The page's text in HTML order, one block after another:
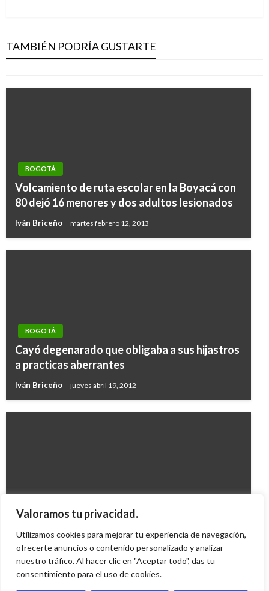
Valoramos tu privacidad.
Utilizamos cookies para mejorar tu experiencia de navegación,
ofrecerte anuncios o contenido personalizado y analizar
nuestro tráfico. Al hacer clic en "Aceptar todo", das tu
consentimiento para el uso de cookies.
TAMBIÉN PODRÍA GUSTARTE
frente a Uber: Alcalde Peñalosa
Andres Felipe Gama miércoles mayo 10, 2017
BOGOTÁ
Volcamiento de ruta escolar en la Boyacá con
80 dejó 16 menores y dos adultos lesionados
Iván Briceño martes febrero 12, 2013
BOGOTÁ
Cayó degenarado que obligaba a sus hijastros
a practicas aberrantes
Iván Briceño jueves abril 19, 2012
BOGOTÁ
Carolina Urrego miércoles octubre 31, 2012